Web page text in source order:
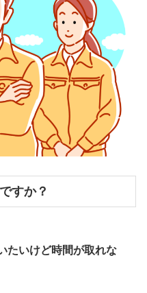
すか？
たいけど時間が取れな